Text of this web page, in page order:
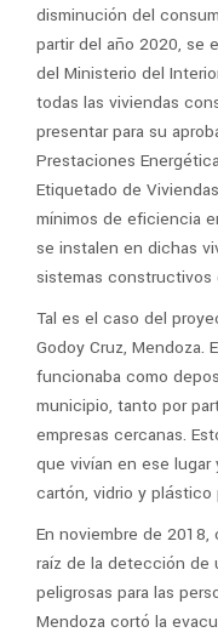
disminución del
partir del año 2020, se
del Ministerio del
todas las viviendas
presentar para su
Prestaciones
Etiquetado de
mínimos de eficiencia
se instalen en dichas
sistemas constructivos
Tal es el caso del
Godoy Cruz, Mendoza.
funcionaba como
municipio, tanto por
empresas cercanas.
que vivían en ese
cartón, vidrio y plástico
En noviembre de
raíz de la detección de
peligrosas para las
Mendoza cortó la